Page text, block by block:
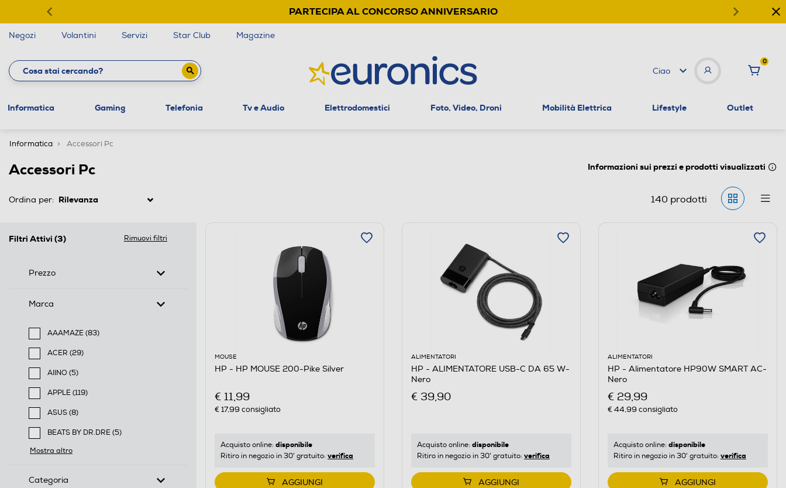
PARTECIPA AL CONCORSO ANNIVERSARIO
Negozi Volantini Servizi Star Club Magazine
Ciao
0
Informatica Gaming Telefonia Tv e Audio Elettrodomestici Foto, Video, Droni Mobilità Elettrica Lifestyle Outlet
Informatica Accessori Pc
Accessori Pc Informazioni sui prezzi e prodotti visualizzati
Ordina per: 140 prodotti
Filtri Attivi (3) Rimuovi filtri
Prezzo
Marca
AAAMAZE (83)
Filtra per Marca: AAAMAZE
ACER (29)
Filtra per Marca: ACER
AIINO (5)
Filtra per Marca: AIINO
APPLE (119)
Filtra per Marca: APPLE
ASUS (8)
Filtra per Marca: ASUS
BEATS BY DR.DRE (5)
Filtra per Marca: BEATS BY DR.DRE
Mostra altro
Categoria
MOUSE
HP - HP MOUSE 200-Pike Silver
€ 11,99
€ 17,99 consigliato
Acquisto online: disponibile
Ritiro in negozio in 30' gratuito: verifica
AGGIUNGI
ALIMENTATORI
HP - ALIMENTATORE USB-C DA 65 W-
Nero
€ 39,90
Acquisto online: disponibile
Ritiro in negozio in 30' gratuito: verifica
AGGIUNGI
ALIMENTATORI
HP - Alimentatore HP90W SMART AC-
Nero
€ 29,99
€ 44,99 consigliato
Acquisto online: disponibile
Ritiro in negozio in 30' gratuito: verifica
AGGIUNGI